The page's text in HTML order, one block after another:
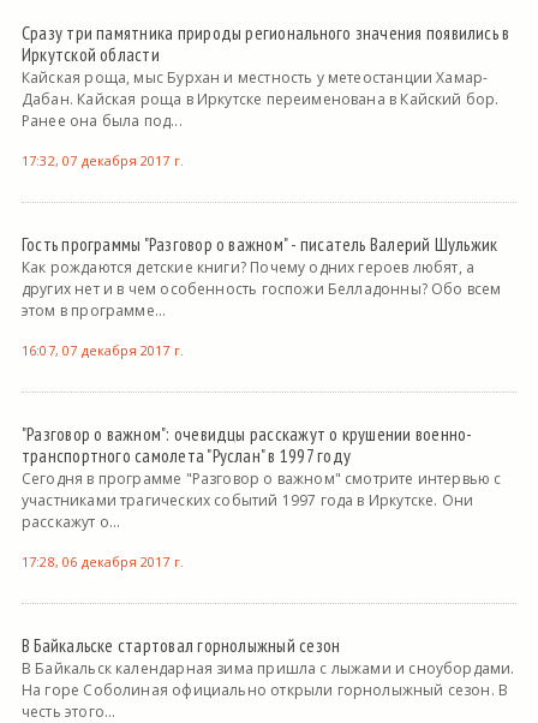
Сразу три памятника природы регионального значения появились в
Иркутской области
Кайская роща, мыс Бурхан и местность у метеостанции Хамар-
Дабан. Кайская роща в Иркутске переименована в Кайский бор.
Ранее она была под...
17:32, 07 декабря 2017 г.
Гость программы "Разговор о важном" - писатель Валерий Шульжик
Как рождаются детские книги? Почему одних героев любят, а
других нет и в чем особенность госпожи Белладонны? Обо всем
этом в программе...
16:07, 07 декабря 2017 г.
"Разговор о важном": очевидцы расскажут о крушении военно-
транспортного самолета "Руслан" в 1997 году
Сегодня в программе "Разговор о важном" смотрите интервью с
участниками трагических событий 1997 года в Иркутске. Они
расскажут о...
17:28, 06 декабря 2017 г.
В Байкальске стартовал горнолыжный сезон
В Байкальск календарная зима пришла с лыжами и сноубордами.
На горе Соболиная официально открыли горнолыжный сезон. В
честь этого...